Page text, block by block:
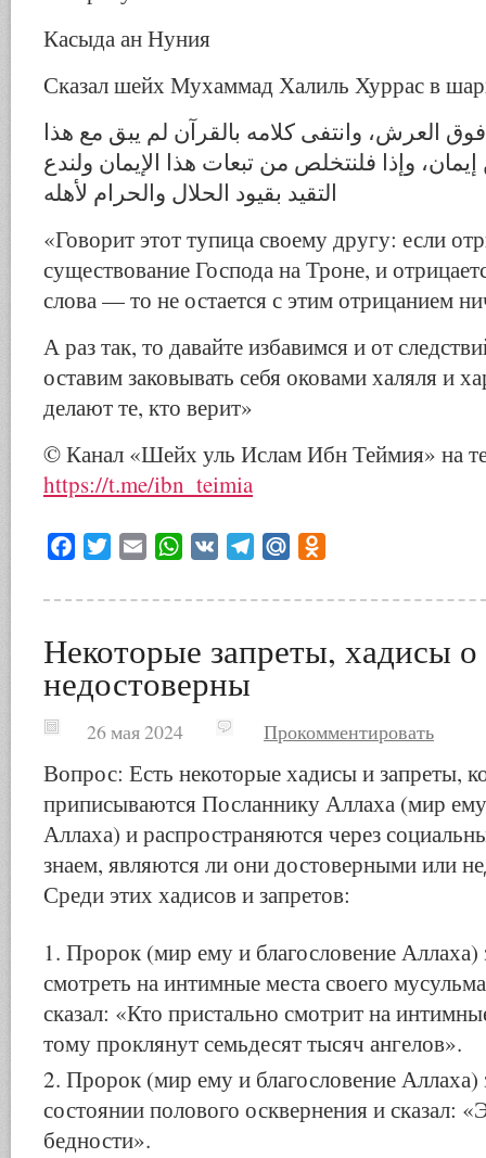
Касыда ан Нуния
Сказал шейх Мухаммад Халиль Хуррас в
العرش، وانتفى كلامه بالقرآن لم يبق مع هذا
وإذا فلنتخلص من تبعات هذا الإيمان ولندع
«Говорит этот тупица своему другу: если
существование Господа на Троне, и
слова — то не остается с этим отрицанием
А раз так, то давайте избавимся и от
оставим заковывать себя оковами халяля и
делают те, кто верит»
© Канал «Шейх уль Ислам Ибн Теймия» на
https://t.me/ibn_teimia
Facebook
Twitter Email WhatsApp
VK TelegramMail.Ru
Некоторые запреты, хадисы
недостоверны
26 мая 2024 Прокомментировать
Вопрос: Есть некоторые хадисы и запреты,
приписываются Посланнику Аллаха (мир
Аллаха) и распространяются через
знаем, являются ли они достоверными или
Среди этих хадисов и запретов:
Пророк (мир ему и благословение
смотреть на интимные места своего
сказал: «Кто пристально смотрит на
тому проклянут семьдесят тысяч ангелов».
Пророк (мир ему и благословение Аллаха)
состоянии полового осквернения и сказал:
бедности».